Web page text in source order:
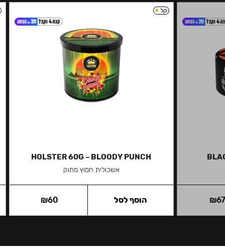
₪
קל
HOLSTER 60G – BLOODY PUNCH
אשכולית חמוץ מתוק
₪60 הוסף לסל